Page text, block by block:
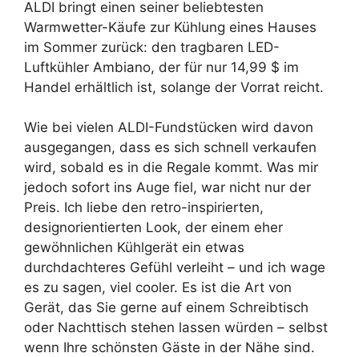
ALDI bringt einen seiner beliebtesten
Warmwetter-Käufe zur Kühlung eines Hauses
im Sommer zurück: den tragbaren LED-
Luftkühler Ambiano, der für nur 14,99 $ im
Handel erhältlich ist, solange der Vorrat reicht.
Wie bei vielen ALDI-Fundstücken wird davon
ausgegangen, dass es sich schnell verkaufen
wird, sobald es in die Regale kommt. Was mir
jedoch sofort ins Auge fiel, war nicht nur der
Preis. Ich liebe den retro-inspirierten,
designorientierten Look, der einem eher
gewöhnlichen Kühlgerät ein etwas
durchdachteres Gefühl verleiht – und ich wage
es zu sagen, viel cooler. Es ist die Art von
Gerät, das Sie gerne auf einem Schreibtisch
oder Nachttisch stehen lassen würden – selbst
wenn Ihre schönsten Gäste in der Nähe sind.